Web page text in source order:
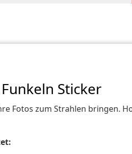
Sticker
Fotos zum Strahlen bringen.